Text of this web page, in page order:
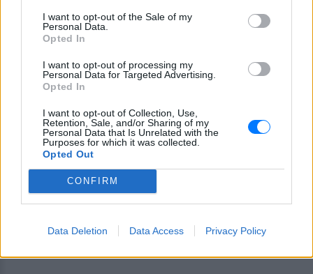
I want to opt-out of the Sale of my
Personal Data.
Opted In
I want to opt-out of processing my
Personal Data for Targeted Advertising.
Opted In
I want to opt-out of Collection, Use,
Retention, Sale, and/or Sharing of my
Personal Data that Is Unrelated with the
Purposes for which it was collected.
Opted Out
CONFIRM
Data Deletion Data Access Privacy Policy
ΔΙΑΦΗΜΙΣΗ